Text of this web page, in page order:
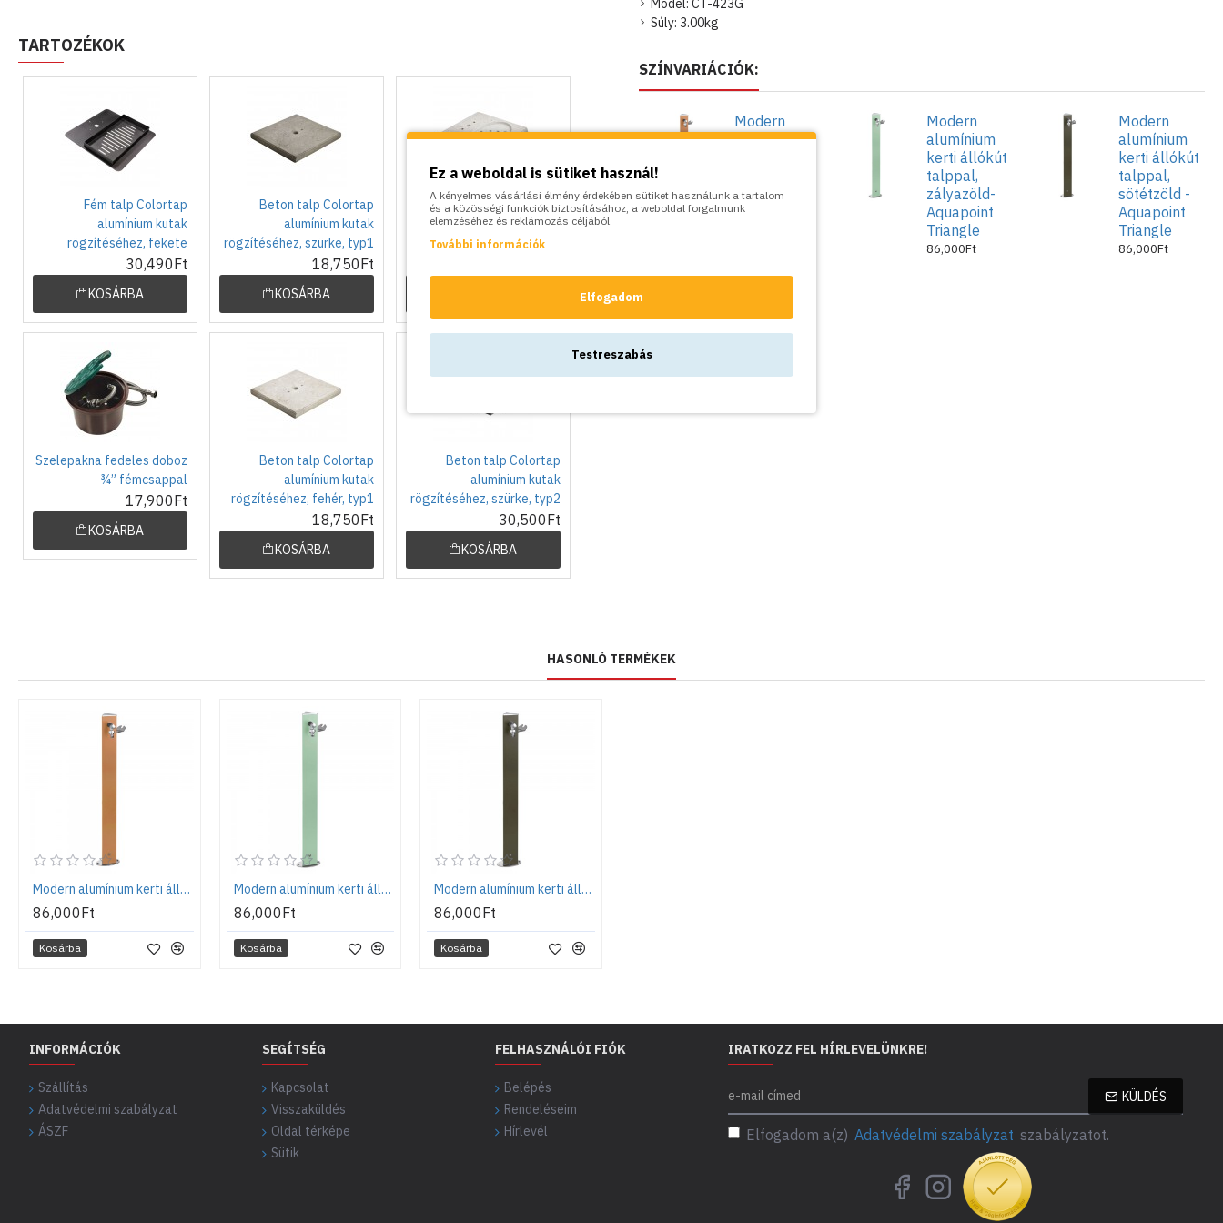
TARTOZÉKOK
Fém talp Colortap
alumínium kutak
rögzítéséhez, fekete
30,490Ft
KOSÁRBA
Beton talp Colortap
alumínium kutak
rögzítéséhez, szürke, typ1
18,750Ft
KOSÁRBA
Beton talp Colortap
alumínium kutak
rögzítéséhez, fehér, typ2
Szelepakna fedeles doboz
¾” fémcsappal
17,900Ft
KOSÁRBA
Beton talp Colortap
alumínium kutak
rögzítéséhez, fehér, typ1
18,750Ft
KOSÁRBA
Beton talp Colortap
alumínium kutak
rögzítéséhez, szürke, typ2
30,500Ft
KOSÁRBA
oldalak szélességei: 9 cm
súly: 3 kg
Model: CT-423G
Súly: 3.00kg
SZÍNVARIÁCIÓK:
Modern
alumínium
terrakotta -
Aquapoint
Modern
alumínium
kerti állókút
talppal,
zályazöld-
Aquapoint
Triangle
86,000Ft
Modern
alumínium
kerti állókút
talppal,
sötétzöld -
Aquapoint
Triangle
86,000Ft
HASONLÓ TERMÉKEK
Modern alumínium kerti állókút talppal, terrakotta - Aquapoint Triangle
86,000Ft
Kosárba
Modern alumínium kerti állókút talppal, zályazöld- Aquapoint Triangle
86,000Ft
Kosárba
Modern alumínium kerti állókút talppal, sötétzöld - Aquapoint Triangle
86,000Ft
Kosárba
INFORMÁCIÓK
Szállítás
Adatvédelmi szabályzat
ÁSZF
SEGÍTSÉG
Kapcsolat
Visszaküldés
Oldal térképe
Sütik
FELHASZNÁLÓI FIÓK
Belépés
Rendeléseim
Hírlevél
IRATKOZZ FEL HÍRLEVELÜNKRE!
KÜLDÉS
Elfogadom a(z) Adatvédelmi szabályzat szabályzatot.
Ez a weboldal is sütiket használ!
A kényelmes vásárlási élmény érdekében sütiket használunk a tartalom
és a közösségi funkciók biztosításához, a weboldal forgalmunk
elemzéséhez és reklámozás céljából.
További információk
Elfogadom
Testreszabás